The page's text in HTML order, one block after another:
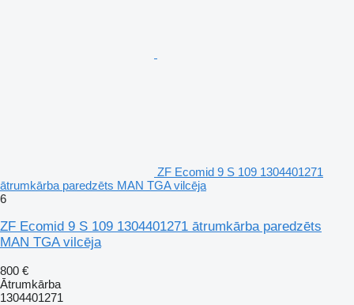
ZF Ecomid 9 S 109 1304401271
ātrumkārba paredzēts MAN TGA vilcēja
6
ZF Ecomid 9 S 109 1304401271 ātrumkārba paredzēts
MAN TGA vilcēja
800 €
Ātrumkārba
1304401271